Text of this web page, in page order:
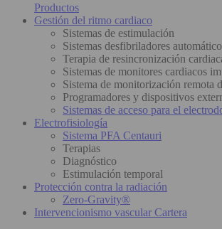
Productos
Gestión del ritmo cardiaco
Sistemas de estimulación
Sistemas desfibriladores
Terapia de resincronización
Sistemas de monitores cardiacos
Sistema de monitorización remota
Programadores y dispositivos
Sistemas de acceso para el
Electrofisiología
Sistema PFA Centauri
Terapias
Diagnóstico
Estimulación temporal
Protección contra la radiación
Zero-Gravity®
Intervencionismo vascular Cartera